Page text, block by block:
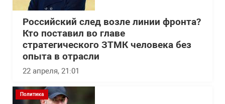
Российский след возле линии фронта?
Кто поставил во главе
стратегического ЗТМК человека без
опыта в отрасли
22 апреля, 21:01
Политика